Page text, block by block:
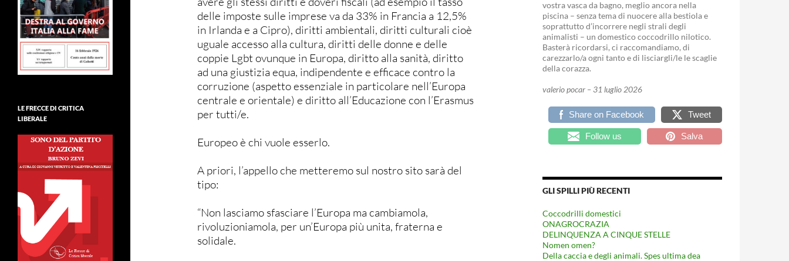
delle imposte sulle imprese va da 33% in Francia a 12,5%
in Irlanda e a Cipro), diritti ambientali, diritti culturali cioè
uguale accesso alla cultura, diritti delle donne e delle
coppie Lgbt ovunque in Europa, diritto alla sanità, diritto
ad una giustizia equa, indipendente e efficace contro la
corruzione (aspetto essenziale in particolare nell’Europa
centrale e orientale) e diritto all’Educazione con l’Erasmus
per tutti/e.
Europeo è chi vuole esserlo.
A priori, l’appello che metteremo sul nostro sito sarà del
tipo:
“Non lasciamo sfasciare l’Europa ma cambiamola,
rivoluzioniamola, per un’Europa più unita, fraterna e
solidale.
vostra vasca da bagno, meglio ancora nella
piscina – senza tema di nuocere alla bestiola e
soprattutto d’incorrere negli strali degli
animalisti – un domestico coccodrillo nilotico.
Basterà ricordarsi, ci raccomandiamo, di
carezzarlo/a ogni tanto e di lisciargli/le le scaglie
della corazza.
valerio pocar – 31 luglio 2026
Share on Facebook Tweet
Follow us Salva
GLI SPILLI PIÙ RECENTI
Coccodrilli domestici
ONAGROCRAZIA
DELINQUENZA A CINQUE STELLE
Nomen omen?
Della caccia e degli animali. Spes ultima dea
LE FRECCE DI CRITICA
LIBERALE